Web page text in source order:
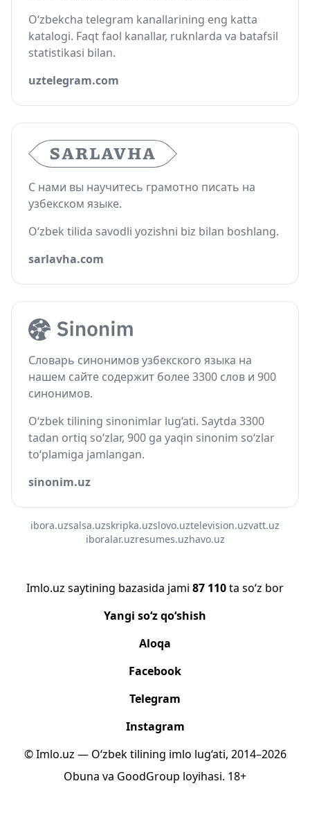
O‘zbekcha telegram kanallarining eng katta
katalogi. Faqt faol kanallar, ruknlarda va batafsil
statistikasi bilan.
uztelegram.com
С нами вы научитесь грамотно писать на
узбекском языке.
O‘zbek tilida savodli yozishni biz bilan boshlang.
sarlavha.com
Словарь синонимов узбекского языка на
нашем сайте содержит более 3300 слов и 900
синонимов.
O‘zbek tilining sinonimlar lug‘ati. Saytda 3300
tadan ortiq so‘zlar, 900 ga yaqin sinonim so‘zlar
to‘plamiga jamlangan.
sinonim.uz
ibora.uzsalsa.uzskripka.uzslovo.uztelevision.uzvatt.uz
iboralar.uzresumes.uzhavo.uz
Imlo.uz saytining bazasida jami 87 110ta so‘z bor
Yangi so‘z qo‘shish
Aloqa
Facebook
Telegram
Instagram
© Imlo.uz — O‘zbek tilining imlo lug‘ati, 2014–2026
Obuna va GoodGroup loyihasi. 18+